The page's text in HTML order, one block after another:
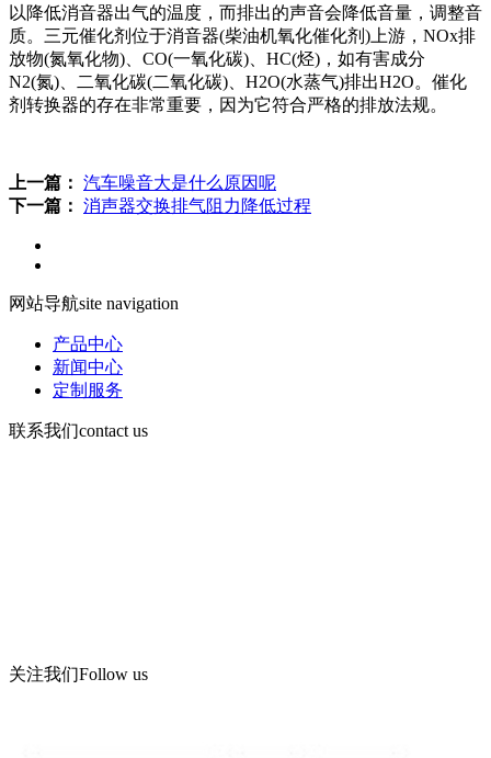
以降低消音器出气的温度，而排出的声音会降低音量，调整音
质。三元催化剂位于消音器(柴油机氧化催化剂)上游，NOx排
放物(氮氧化物)、CO(一氧化碳)、HC(烃)，如有害成分
N2(氮)、二氧化碳(二氧化碳)、H2O(水蒸气)排出H2O。催化
剂转换器的存在非常重要，因为它符合严格的排放法规。
上一篇： 汽车噪音大是什么原因呢
下一篇： 消声器交换排气阻力降低过程
网站导航site navigation
产品中心
新闻中心
定制服务
联系我们contact us
关注我们Follow us